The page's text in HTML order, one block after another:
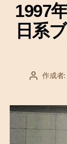
1997
日系
投 作成者: